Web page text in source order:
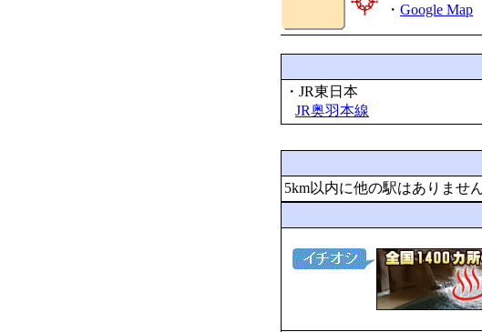
・ Google Map
・JR東日本
JR奥羽本線
5km以内に他の駅はありませ